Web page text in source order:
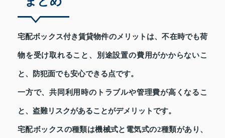
宅配ボックス付き賃貸物件のメリットは、不在時でも荷
物を受け取れること、別途設置の費用がかからないこ
と、防犯面でも安心できる点です。
一方で、共同利用時のトラブルや管理費が高くなるこ
と、盗難リスクがあることがデメリットです。
宅配ボックスの種類は機械式と電気式の2種類があり、